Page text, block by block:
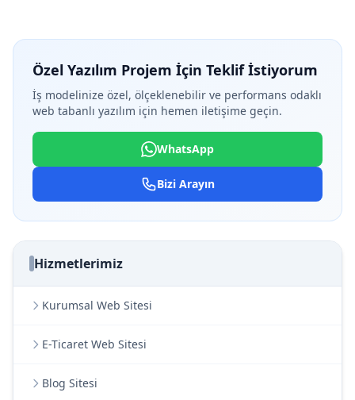
Özel Yazılım Projem İçin Teklif İstiyorum
İş modelinize özel, ölçeklenebilir ve performans odaklı
web tabanlı yazılım için hemen iletişime geçin.
WhatsApp
Bizi Arayın
Hizmetlerimiz
Kurumsal Web Sitesi
E-Ticaret Web Sitesi
Blog Sitesi